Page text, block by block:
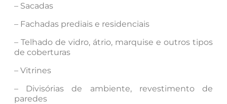
– Sacadas
– Fachadas prediais e residenciais
– Telhado de vidro, átrio, marquise e outros tipos
de coberturas
– Vitrines
– Divisórias de ambiente, revestimento de
paredes